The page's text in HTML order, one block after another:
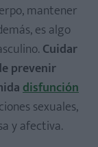
mantener
es algo
Cuidar
prevenir
disfunción
sexuales,
y afectiva.